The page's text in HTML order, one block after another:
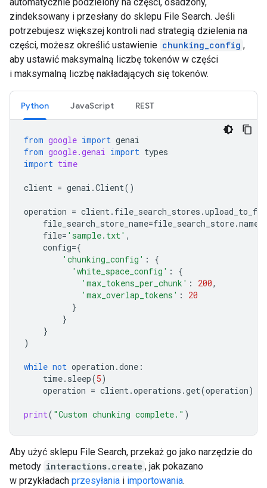
zindeksowany i przesłany do sklepu File Search. Jeśli
potrzebujesz większej kontroli nad strategią dzielenia na
części, możesz określić ustawienie chunking_config ,
aby ustawić maksymalną liczbę tokenów w części
i maksymalną liczbę nakładających się tokenów.
Python JavaScript REST
from google import genai
from google.genai import types
import time
client = genai .Client()
operation = client. file_search_stores .
file_search_store_name=file_search_store.name
file= 'sample.txt' ,
config={
'chunking_config' :
{
'white_space_config' :
{
'max_tokens_per_chunk' : 200,
'max_overlap_tokens' :
20
}
}
}
)
while not operation .done :
time. sleep(5)
operation = client.operations .get(operation)
print( "Custom chunking complete." )
Aby użyć sklepu File Search, przekaż go jako narzędzie do
metody interactions.create , jak pokazano
w przykładach przesyłania i importowania.